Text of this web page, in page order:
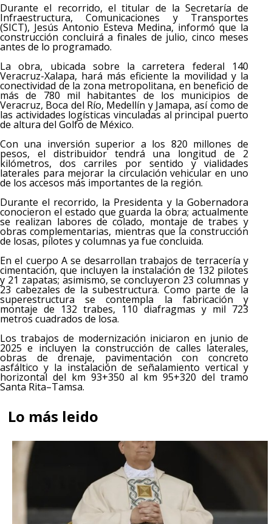
Durante el recorrido, el titular de la Secretaría de
Infraestructura, Comunicaciones y Transportes
(SICT), Jesús Antonio Esteva Medina, informó que la
construcción concluirá a finales de julio, cinco meses
antes de lo programado.
La obra, ubicada sobre la carretera federal 140
Veracruz-Xalapa, hará más eficiente la movilidad y la
conectividad de la zona metropolitana, en beneficio de
más de 780 mil habitantes de los municipios de
Veracruz, Boca del Río, Medellín y Jamapa, así como de
las actividades logísticas vinculadas al principal puerto
de altura del Golfo de México.
Con una inversión superior a los 820 millones de
pesos, el distribuidor tendrá una longitud de 2
kilómetros, dos carriles por sentido y vialidades
laterales para mejorar la circulación vehicular en uno
de los accesos más importantes de la región.
Durante el recorrido, la Presidenta y la Gobernadora
conocieron el estado que guarda la obra; actualmente
se realizan labores de colado, montaje de trabes y
obras complementarias, mientras que la construcción
de losas, pilotes y columnas ya fue concluida.
En el cuerpo A se desarrollan trabajos de terracería y
cimentación, que incluyen la instalación de 132 pilotes
y 21 zapatas; asimismo, se concluyeron 23 columnas y
23 cabezales de la subestructura. Como parte de la
superestructura se contempla la fabricación y
montaje de 132 trabes, 110 diafragmas y mil 723
metros cuadrados de losa.
Los trabajos de modernización iniciaron en junio de
2025 e incluyen la construcción de calles laterales,
obras de drenaje, pavimentación con concreto
asfáltico y la instalación de señalamiento vertical y
horizontal del km 93+350 al km 95+320 del tramo
Santa Rita–Tamsa.
Lo más leido